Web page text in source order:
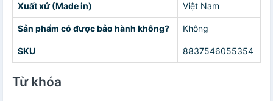
Xuất xứ (Made in) Việt Nam
Sản phẩm có được bảo hành không? Không
SKU 8837546055354
Từ khóa